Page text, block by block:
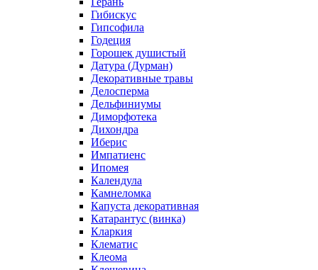
Гибискус
Гипсофила
Годеция
Горошек душистый
Датура (Дурман)
Декоративные травы
Делосперма
Дельфиниумы
Диморфотека
Дихондра
Иберис
Импатиенс
Ипомея
Календула
Камнеломка
Капуста декоративная
Катарантус (винка)
Кларкия
Клематис
Клеома